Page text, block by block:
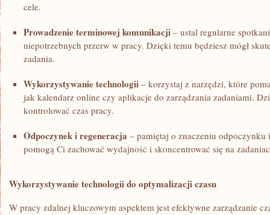
cele.
Prowadzenie terminowej komunikacji – ustal regularne
niepotrzebnych przerw w pracy. Dzięki temu będziesz mógł
zadania.
Wykorzystywanie technologii – ​korzystaj z narzędzi, które
jak kalendarz online czy aplikacje do zarządzania zadaniami.
⁣kontrolować czas pracy.
Odpoczynek ⁢i regeneracja – pamiętaj o znaczeniu
pomogą Ci zachować wydajność i skoncentrować się na
Wykorzystywanie ⁤technologii do optymalizacji czasu
W pracy zdalnej kluczowym ⁣aspektem jest efektywne zarządzanie